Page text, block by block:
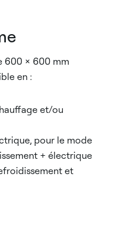
600 x 600 mm
en :
et/ou
pour le mode
+ électrique
et